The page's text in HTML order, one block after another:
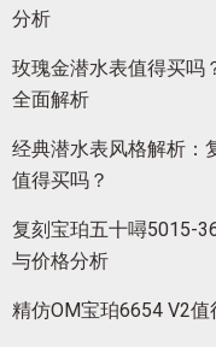
分析
玫瑰金潜水表值得买吗
全面解析
经典潜水表风格解析：
值得买吗？
复刻宝珀五十噚5015-
与价格分析
精仿OM宝珀6654 V2